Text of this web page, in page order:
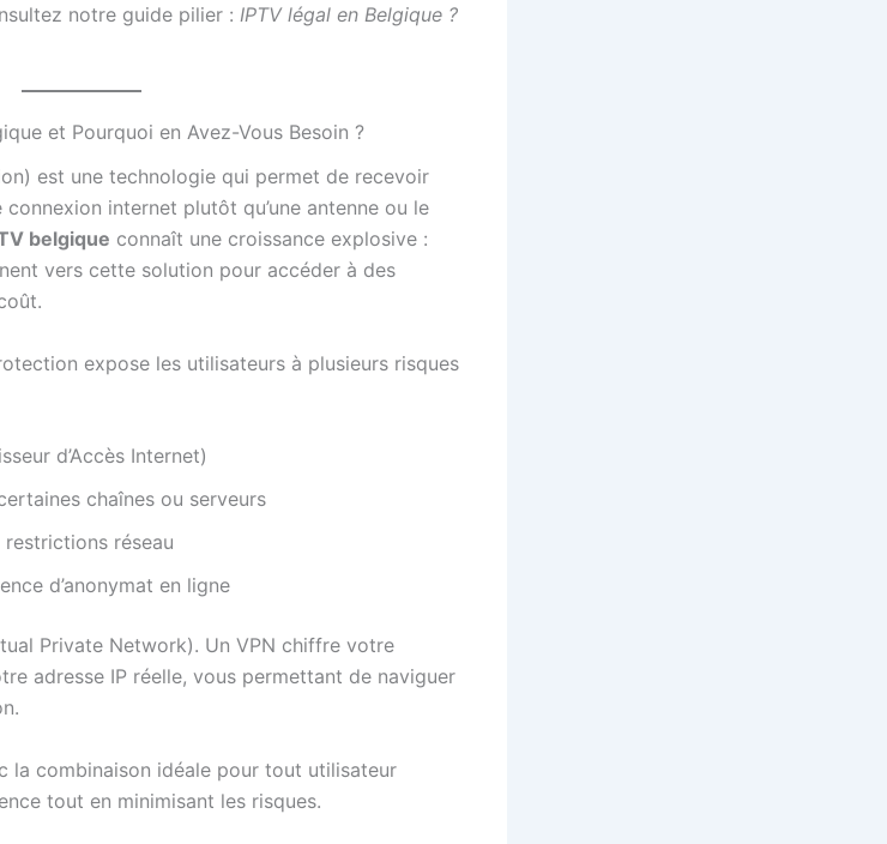
notre guide pilier : IPTV légal en Belgique ?
et Pourquoi en Avez-Vous Besoin ?
est une technologie qui permet de recevoir
internet plutôt qu’une antenne ou le
belgique connaît une croissance explosive :
vers cette solution pour accéder à des
expose les utilisateurs à plusieurs risques
d’Accès Internet)
chaînes ou serveurs
restrictions réseau
d’anonymat en ligne
Private Network). Un VPN chiffre votre
adresse IP réelle, vous permettant de naviguer
la combinaison idéale pour tout utilisateur
tout en minimisant les risques.